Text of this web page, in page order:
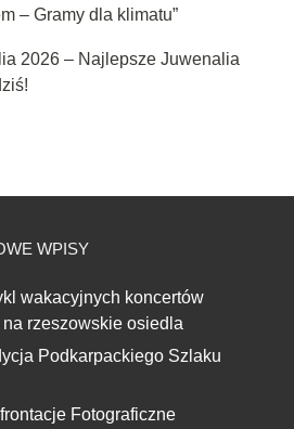
– Gramy dla klimatu”
2026 – Najlepsze Juwenalia
WPISY
wakacyjnych koncertów
rzeszowskie osiedla
Podkarpackiego Szlaku
Fotograficzne